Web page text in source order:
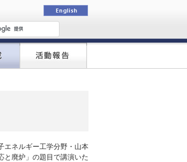
エネルギー工学分野・山本
と廃炉」の題目で講演いた